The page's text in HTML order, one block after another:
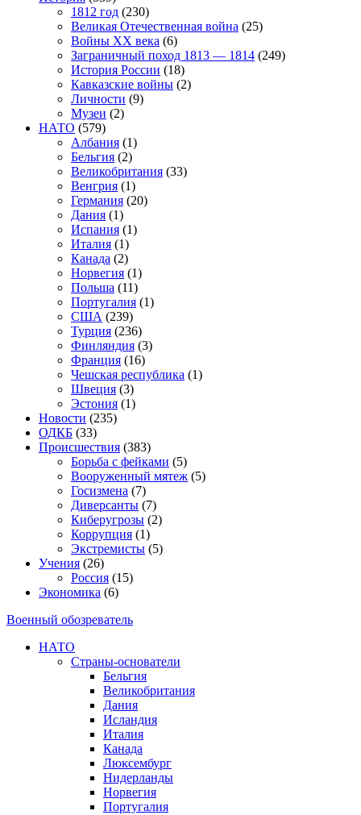
1812 год (230)
Великая Отечественная война (25)
Войны XX века (6)
Заграничный поход 1813 — 1814 (249)
История России (18)
Кавказские войны (2)
Личности (9)
Музеи (2)
НАТО (579)
Албания (1)
Бельгия (2)
Великобритания (33)
Венгрия (1)
Германия (20)
Дания (1)
Испания (1)
Италия (1)
Канада (2)
Норвегия (1)
Польша (11)
Португалия (1)
США (239)
Турция (236)
Финляндия (3)
Франция (16)
Чешская республика (1)
Швеция (3)
Эстония (1)
Новости (235)
ОДКБ (33)
Происшествия (383)
Борьба с фейками (5)
Вооруженный мятеж (5)
Госизмена (7)
Диверсанты (7)
Киберугрозы (2)
Коррупция (1)
Экстремисты (5)
Учения (26)
Россия (15)
Экономика (6)
Военный обозреватель
НАТО
Страны-основатели
Бельгия
Великобритания
Дания
Исландия
Италия
Канада
Люксембург
Нидерланды
Норвегия
Португалия